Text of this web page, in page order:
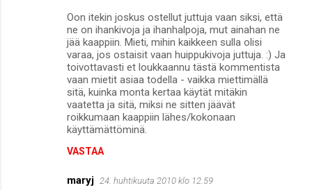
Oon itekin joskus ostellut juttuja vaan siksi, että
ne on ihankivoja ja ihanhalpoja, mut ainahan ne
jää kaappiin. Mieti, mihin kaikkeen sulla olisi
varaa, jos ostaisit vaan huippukivoja juttuja. :) Ja
toivottavasti et loukkaannu tästä kommentista
vaan mietit asiaa todella - vaikka miettimällä
sitä, kuinka monta kertaa käytät mitäkin
vaatetta ja sitä, miksi ne sitten jäävät
roikkumaan kaappiin lähes/kokonaan
käyttämättöminä.
VASTAA
maryj 24. huhtikuuta 2010 klo 12.59